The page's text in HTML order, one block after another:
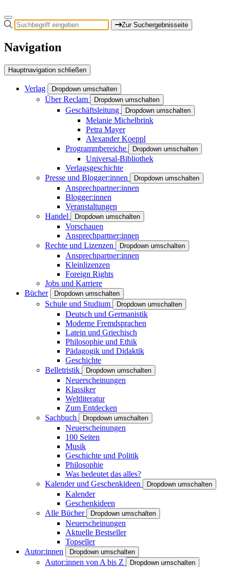
Zur Suchergebnisseite
Navigation
Hauptnavigation schließen
Verlag Dropdown umschalten
Über Reclam Dropdown umschalten
Geschäftsleitung Dropdown umschalten
Melanie Michelbrink
Petra Mayer
Alexander Koeppl
Programmbereiche
Dropdown umschalten
Universal-Bibliothek
Verlagsgeschichte
Presse und Blogger:innen
Dropdown umschalten
Ansprechpartner:innen
Blogger:innen
Veranstaltungen
Handel
Dropdown umschalten
Vorschauen
Ansprechpartner:innen
Rechte und Lizenzen
Dropdown umschalten
Ansprechpartner:innen
Kleinlizenzen
Foreign Rights
Jobs und Karriere
Bücher
Dropdown umschalten
Schule und Studium Dropdown umschalten
Deutsch und Germanistik
Moderne Fremdsprachen
Latein und Griechisch
Philosophie und Ethik
Pädagogik und Didaktik
Geschichte
Belletristik
Dropdown umschalten
Neuerscheinungen
Klassiker
Weltliteratur
Zum Entdecken
Sachbuch
Dropdown umschalten
Neuerscheinungen
100 Seiten
Musik
Geschichte und Politik
Philosophie
Was bedeutet das alles?
Kalender und Geschenkideen
Dropdown umschalten
Kalender
Geschenkideen
Alle Bücher
Dropdown umschalten
Neuerscheinungen
Aktuelle Bestseller
Topseller
Autor:innen
Dropdown umschalten
Autor:innen von A bis Z Dropdown umschalten